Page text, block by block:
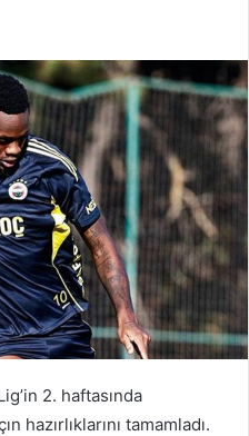
2. haftasında
hazırlıklarını tamamladı.